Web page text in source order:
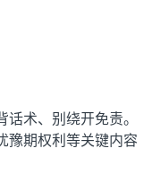
术、别绕开免责。
豫期权利等关键内容